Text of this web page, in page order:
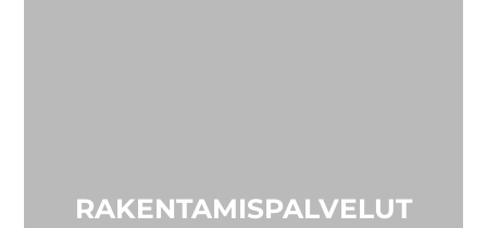
RAKENTAMISPALVELUT